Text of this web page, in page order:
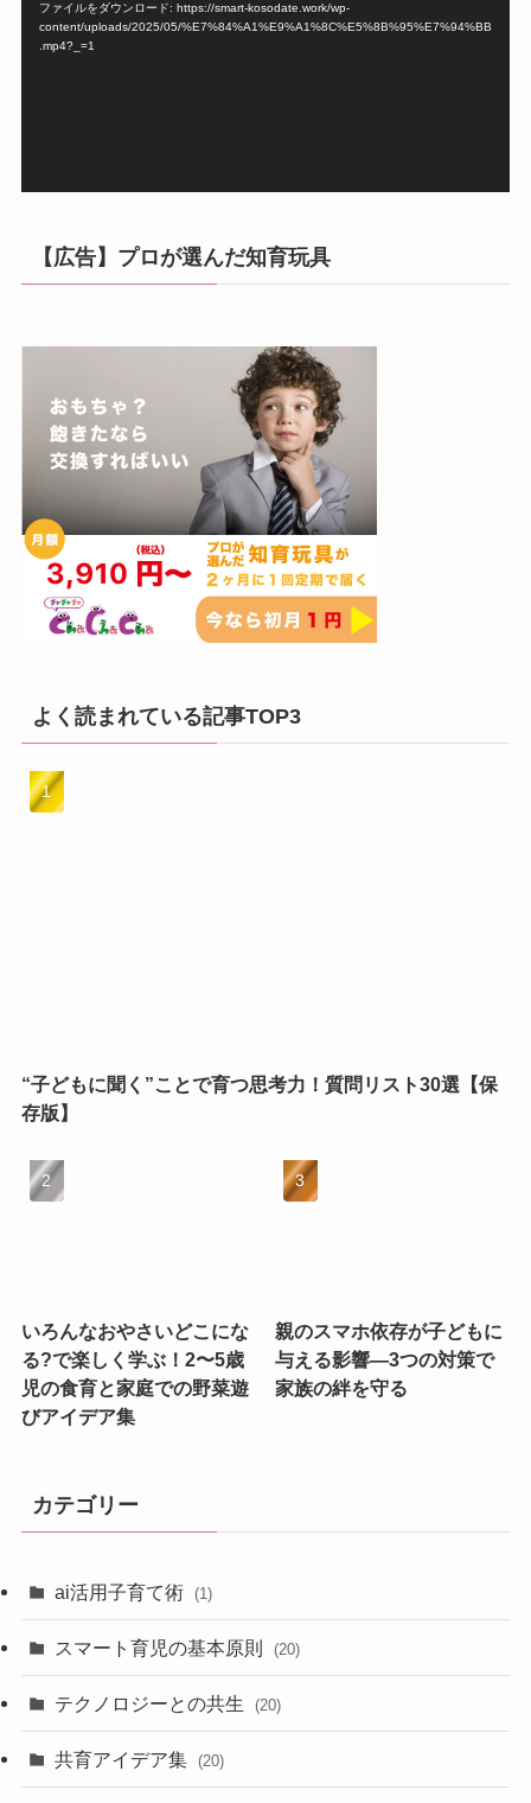
ファイルをダウンロード: https://smart-kosodate.work/wp-
content/uploads/2025/05/%E7%84%A1%E9%A1%8C%E5%8B%95%E7%94%BB
.mp4?_=1
【広告】プロが選んだ知育玩具
よく読まれている記事TOP3
“子どもに聞く”ことで育つ思考力！質問リスト30選【保
存版】
いろんなおやさいどこにな
る?で楽しく学ぶ！2〜5歳
児の食育と家庭での野菜遊
びアイデア集
親のスマホ依存が子どもに
与える影響—3つの対策で
家族の絆を守る
カテゴリー
ai活用子育て術 (1)
スマート育児の基本原則 (20)
テクノロジーとの共生 (20)
共育アイデア集 (20)